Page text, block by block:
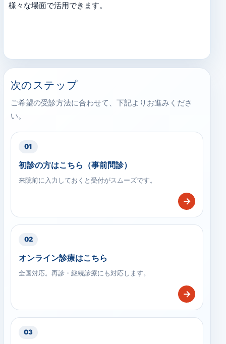
様々な場面で活用できます。
次のステップ
ご希望の受診方法に合わせて、下記よりお進みくださ
い。
01
初診の方はこちら（事前問診）
来院前に入力しておくと受付がスムーズです。
→
02
オンライン診療はこちら
全国対応。再診・継続診療にも対応します。
→
03